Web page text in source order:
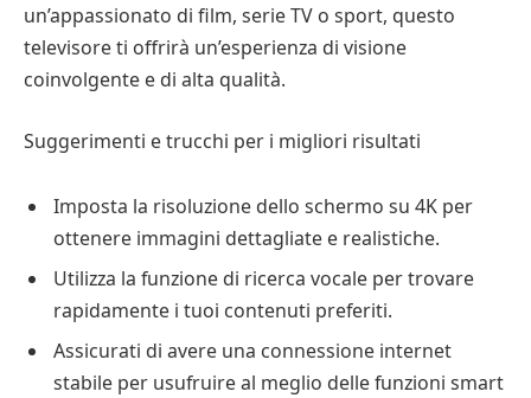
un’appassionato di film, serie TV o sport, questo
televisore ti offrirà un’esperienza di visione
coinvolgente e di alta qualità.
Suggerimenti e trucchi per i migliori risultati
Imposta la risoluzione dello schermo su 4K per
ottenere immagini dettagliate e realistiche.
Utilizza la funzione di ricerca vocale per trovare
rapidamente i tuoi contenuti preferiti.
Assicurati di avere una connessione internet
stabile per usufruire al meglio delle funzioni smart